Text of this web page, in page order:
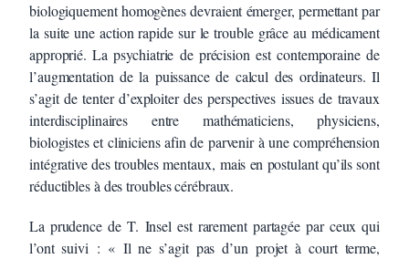
biologiquement homogènes devraient émerger, permettant par
la suite une action rapide sur le trouble grâce au médicament
approprié. La psychiatrie de précision est contemporaine de
l’augmentation de la puissance de calcul des ordinateurs. Il
s’agit de tenter d’exploiter des perspectives issues de travaux
interdisciplinaires entre mathématiciens, physiciens,
biologistes et cliniciens afin de parvenir à une compréhension
intégrative des troubles mentaux, mais en postulant qu’ils sont
réductibles à des troubles cérébraux.
La prudence de T. Insel est rarement partagée par ceux qui
l’ont suivi : « Il ne s’agit pas d’un projet à court terme,